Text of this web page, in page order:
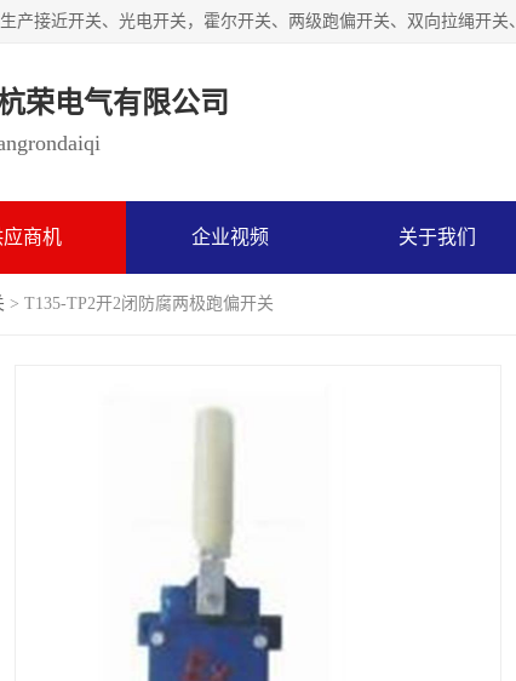
荣电气有限公司
应商机 企业视频 关于我们
> T135-TP2开2闭防腐两极跑偏开关